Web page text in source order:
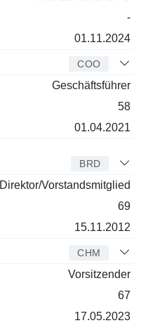
-
01.11.2024
COO
Geschäftsführer
58
01.04.2021
BRD
Direktor/Vorstandsmitglied
69
15.11.2012
CHM
Vorsitzender
67
17.05.2023